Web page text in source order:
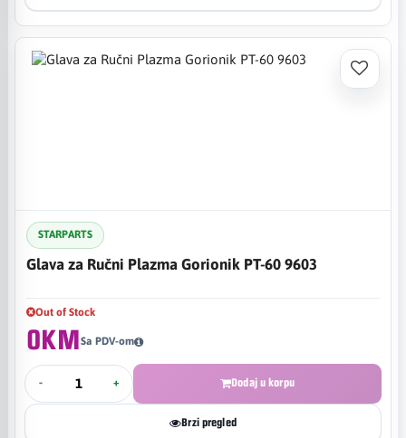
STARPARTS
Glava za Ručni Plazma Gorionik PT-60 9603
Out of Stock
0KMSa PDV-om
- + Dodaj u korpu
Brzi pregled